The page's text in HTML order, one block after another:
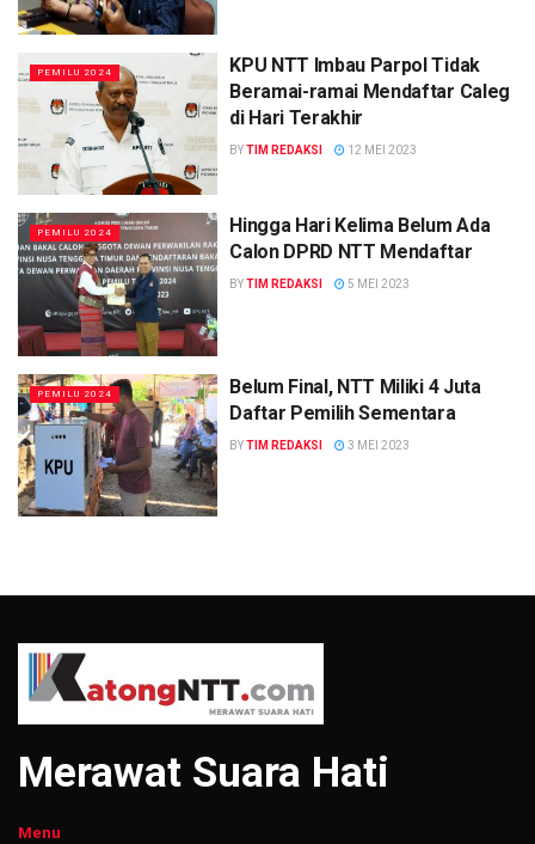
PEMILU 2024
KPU NTT Imbau Parpol Tidak
Beramai-ramai Mendaftar Caleg
di Hari Terakhir
BYTIM REDAKSI 12 MEI 2023
PEMILU 2024
Hingga Hari Kelima Belum Ada
Calon DPRD NTT Mendaftar
BYTIM REDAKSI 5 MEI 2023
PEMILU 2024
Belum Final, NTT Miliki 4 Juta
Daftar Pemilih Sementara
BYTIM REDAKSI 3 MEI 2023
Merawat Suara Hati
Menu